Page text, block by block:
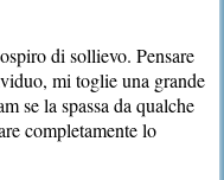
di sollievo. Pensare
mi toglie una grande
se la spassa da qualche
completamente lo